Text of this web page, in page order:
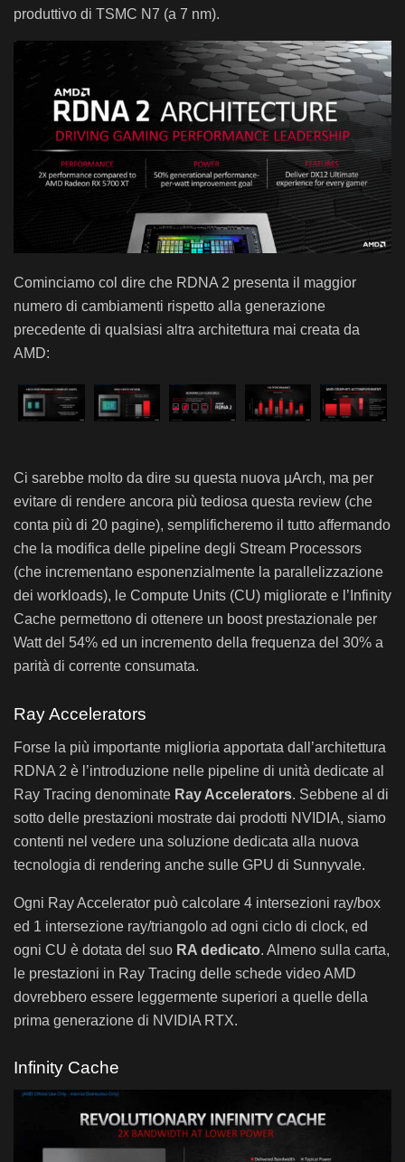
produttivo di TSMC N7 (a 7 nm).
Cominciamo col dire che RDNA 2 presenta il maggior
numero di cambiamenti rispetto alla generazione
precedente di qualsiasi altra architettura mai creata da
AMD:
Ci sarebbe molto da dire su questa nuova µArch, ma per
evitare di rendere ancora più tediosa questa review (che
conta più di 20 pagine), semplificheremo il tutto affermando
che la modifica delle pipeline degli Stream Processors
(che incrementano esponenzialmente la parallelizzazione
dei workloads), le Compute Units (CU) migliorate e l’Infinity
Cache permettono di ottenere un boost prestazionale per
Watt del 54% ed un incremento della frequenza del 30% a
parità di corrente consumata.
Ray Accelerators
Forse la più importante miglioria apportata dall’architettura
RDNA 2 è l’introduzione nelle pipeline di unità dedicate al
Ray Tracing denominate Ray Accelerators. Sebbene al di
sotto delle prestazioni mostrate dai prodotti NVIDIA, siamo
contenti nel vedere una soluzione dedicata alla nuova
tecnologia di rendering anche sulle GPU di Sunnyvale.
Ogni Ray Accelerator può calcolare 4 intersezioni ray/box
ed 1 intersezione ray/triangolo ad ogni ciclo di clock, ed
ogni CU è dotata del suo RA dedicato. Almeno sulla carta,
le prestazioni in Ray Tracing delle schede video AMD
dovrebbero essere leggermente superiori a quelle della
prima generazione di NVIDIA RTX.
Infinity Cache